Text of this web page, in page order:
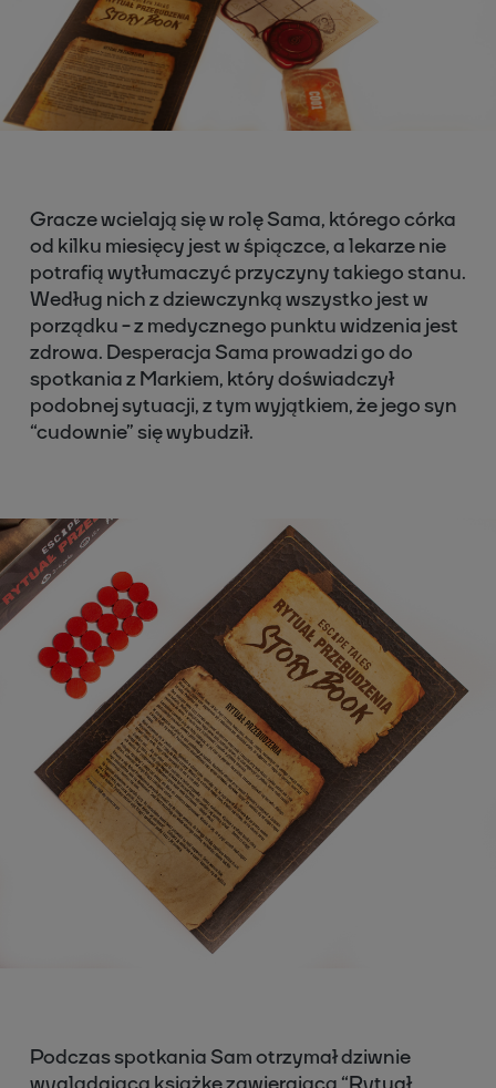
Gracze wcielają się w rolę Sama, którego córka
od kilku miesięcy jest w śpiączce, a lekarze nie
potrafią wytłumaczyć przyczyny takiego stanu.
Według nich z dziewczynką wszystko jest w
porządku - z medycznego punktu widzenia jest
zdrowa. Desperacja Sama prowadzi go do
spotkania z Markiem, który doświadczył
podobnej sytuacji, z tym wyjątkiem, że jego syn
“cudownie” się wybudził.
Podczas spotkania Sam otrzymał dziwnie